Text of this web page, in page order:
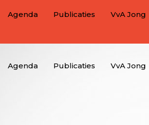
Agenda Publicaties VvA Jong
Agenda Publicaties VvA Jong